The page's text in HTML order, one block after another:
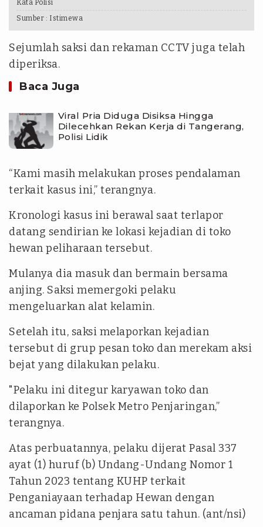
Kata Polisi
Sumber : Istimewa
Sejumlah saksi dan rekaman CCTV juga telah
diperiksa.
Baca Juga
Viral Pria Diduga Disiksa Hingga
Dilecehkan Rekan Kerja di Tangerang,
Polisi Lidik
“Kami masih melakukan proses pendalaman
terkait kasus ini,” terangnya.
Kronologi kasus ini berawal saat terlapor
datang sendirian ke lokasi kejadian di toko
hewan peliharaan tersebut.
Mulanya dia masuk dan bermain bersama
anjing. Saksi memergoki pelaku
mengeluarkan alat kelamin.
Setelah itu, saksi melaporkan kejadian
tersebut di grup pesan toko dan merekam aksi
bejat yang dilakukan pelaku.
"Pelaku ini ditegur karyawan toko dan
dilaporkan ke Polsek Metro Penjaringan,”
terangnya.
Atas perbuatannya, pelaku dijerat Pasal 337
ayat (1) huruf (b) Undang-Undang Nomor 1
Tahun 2023 tentang KUHP terkait
Penganiayaan terhadap Hewan dengan
ancaman pidana penjara satu tahun. (ant/nsi)